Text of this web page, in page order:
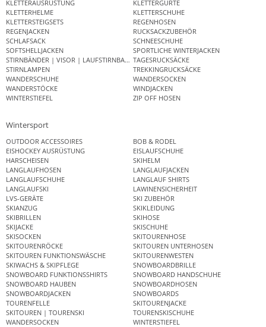
KLETTERAUSRÜSTUNG
KLETTERGURTE
KLETTERHELME
KLETTERSCHUHE
KLETTERSTEIGSETS
REGENHOSEN
REGENJACKEN
RUCKSACKZUBEHÖR
SCHLAFSACK
SCHNEESCHUHE
SOFTSHELLJACKEN
SPORTLICHE WINTERJACKEN
STIRNBÄNDER | VISOR | LAUFSTIRNBANDTAGESRUCKSÄCKE
STIRNLAMPEN
TREKKINGRUCKSÄCKE
WANDERSCHUHE
WANDERSOCKEN
WANDERSTÖCKE
WINDJACKEN
WINTERSTIEFEL
ZIP OFF HOSEN
Wintersport
OUTDOOR ACCESSOIRES
BOB & RODEL
EISHOCKEY AUSRÜSTUNG
EISLAUFSCHUHE
HARSCHEISEN
SKIHELM
LANGLAUFHOSEN
LANGLAUFJACKEN
LANGLAUFSCHUHE
LANGLAUF SHIRTS
LANGLAUFSKI
LAWINENSICHERHEIT
LVS-GERÄTE
SKI ZUBEHÖR
SKIANZUG
SKIKLEIDUNG
SKIBRILLEN
SKIHOSE
SKIJACKE
SKISCHUHE
SKISOCKEN
SKITOURENHOSE
SKITOURENRÖCKE
SKITOUREN UNTERHOSEN
SKITOUREN FUNKTIONSWÄSCHE
SKITOURENWESTEN
SKIWACHS & SKIPFLEGE
SNOWBOARDBRILLE
SNOWBOARD FUNKTIONSSHIRTS
SNOWBOARD HANDSCHUHE
SNOWBOARD HAUBEN
SNOWBOARDHOSEN
SNOWBOARDJACKEN
SNOWBOARDS
TOURENFELLE
SKITOURENJACKE
SKITOUREN | TOURENSKI
TOURENSKISCHUHE
WANDERSOCKEN
WINTERSTIEFEL